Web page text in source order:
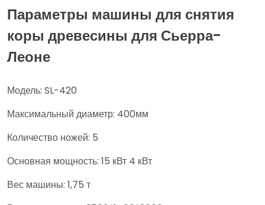
Параметры машины для снятия
коры древесины для Сьерра-
Леоне
Модель: SL-420
Максимальный диаметр: 400мм
Количество ножей: 5
Основная мощность: 15 кВт 4 кВт
Вес машины: 1,75 т